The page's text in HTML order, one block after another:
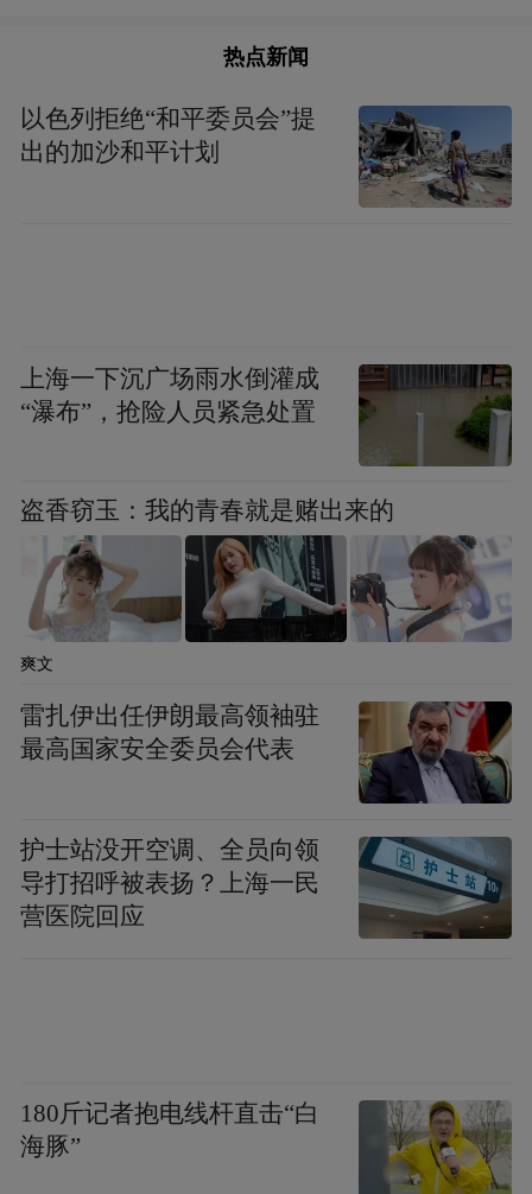
热点新闻
以色列拒绝“和平委员会”提
出的加沙和平计划
上海一下沉广场雨水倒灌成
“瀑布”，抢险人员紧急处置
盗香窃玉：我的青春就是赌出来的
爽文
雷扎伊出任伊朗最高领袖驻
最高国家安全委员会代表
护士站没开空调、全员向领
导打招呼被表扬？上海一民
营医院回应
180斤记者抱电线杆直击“白
海豚”